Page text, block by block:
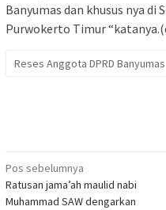
Banyumas dan khusus nya di
Purwokerto Timur
Reses Anggota DPRD Banyumas
Navigasi
pos
Pos sebelumnya
Ratusan jama’ah maulid nabi
Muhammad SAW dengarkan